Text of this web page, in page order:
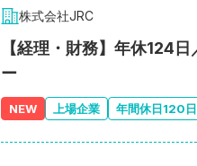
株式会社JRC
【経理・財務】年休124
ー
NEW 上場企業 年間休日120